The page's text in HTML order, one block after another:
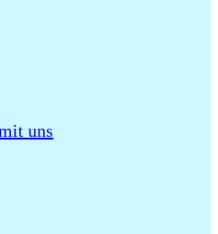
uns